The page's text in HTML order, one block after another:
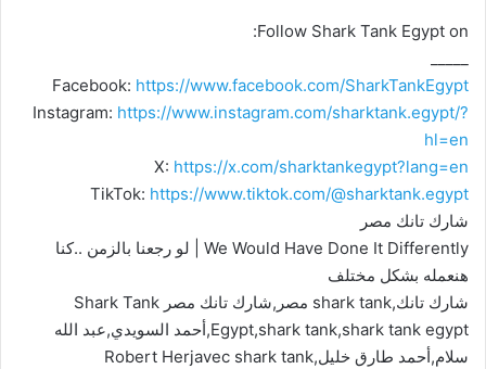
Follow Shark Tank Egypt on:
Facebook: https://www.facebook.com/SharkTankEgypt
Instagram: https://www.instagram.com/sharktank.egypt/?
hl=en
X: https://x.com/sharktankegypt?lang=en
TikTok: https://www.tiktok.com/@sharktank.egypt
شارك تانك مصر
We Would Have Done It Differently | لو رجعنا بالزمن ..كنا
هنعمله بشكل مختلف
شارك تانك,shark tank مصر,شارك تانك مصر Shark Tank
Egypt,shark tank,shark tank egypt,أحمد السويدي,عبد الله
سلام,أحمد طارق خليل,Robert Herjavec shark tank